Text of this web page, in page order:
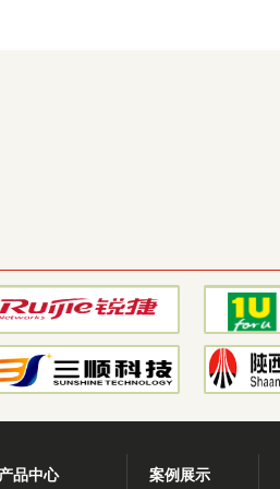
品中心 案例展示